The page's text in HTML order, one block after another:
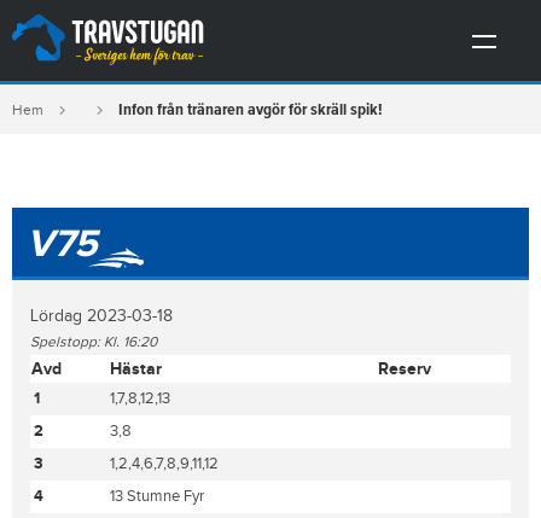
Hem Infon från tränaren avgör för skräll spik!
V75
Lördag 2023-03-18
Spelstopp: Kl. 16:20
Avd Hästar Reserv
1
1,7,8,12,13
2
3,8
3
1,2,4,6,7,8,9,11,12
4
13 Stumne Fyr